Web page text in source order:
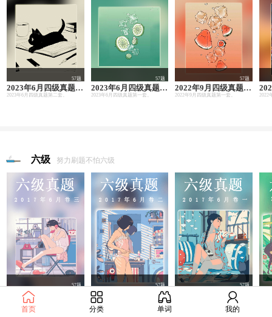
57题
2023年6月四级真题(第二套)
2023年6月四级真题第二套。
57题
2023年6月四级真题(第一套)
2023年6月四级真题第一套。
57题
2022年9月四级真题(第一套)
2022年9月四级真题第一套。
六级 努力刷题不怕六级
57题 57题
2017年6月六级真题(第二套)
2017年6月份六级真题第一套，总共55题，题目更新中敬请期待...
57题
首页 分类 单词 我的